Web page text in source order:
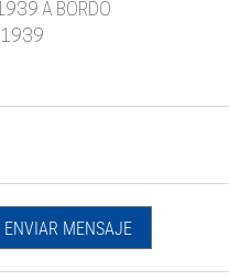
A BORDO
1939
ENVIAR MENSAJE